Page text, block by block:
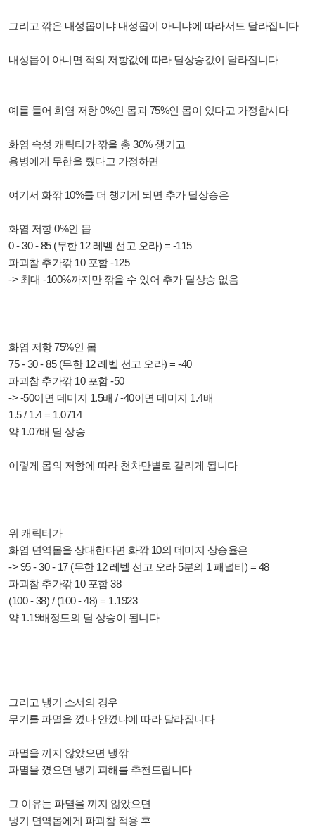
그리고 깎은 내성몹이냐 내성몹이 아니냐에 따라서도 달라집니다
내성몹이 아니면 적의 저항값에 따라 딜상승값이 달라집니다
예를 들어 화염 저항 0%인 몹과 75%인 몹이 있다고 가정합시다
화염 속성 캐릭터가 깎을 총 30% 챙기고
용병에게 무한을 줬다고 가정하면
여기서 화깎 10%를 더 챙기게 되면 추가 딜상승은
화염 저항 0%인 몹
0 - 30 - 85 (무한 12 레벨 선고 오라) = -115
파괴참 추가깎 10 포함 -125
-> 최대 -100%까지만 깎을 수 있어 추가 딜상승 없음
화염 저항 75%인 몹
75 - 30 - 85 (무한 12 레벨 선고 오라) = -40
파괴참 추가깎 10 포함 -50
-> -50이면 데미지 1.5배 / -40이면 데미지 1.4배
1.5 / 1.4 = 1.0714
약 1.07배 딜 상승
이렇게 몹의 저항에 따라 천차만별로 갈리게 됩니다
위 캐릭터가
화염 면역몹을 상대한다면 화깎 10의 데미지 상승율은
-> 95 - 30 - 17 (무한 12 레벨 선고 오라 5분의 1 패널티) = 48
파괴참 추가깎 10 포함 38
(100 - 38) / (100 - 48) = 1.1923
약 1.19배정도의 딜 상승이 됩니다
그리고 냉기 소서의 경우
무기를 파멸을 꼈나 안꼈냐에 따라 달라집니다
파멸을 끼지 않았으면 냉깎
파멸을 꼈으면 냉기 피해를 추천드립니다
그 이유는 파멸을 끼지 않았으면
냉기 면역몹에게 파괴참 적용 후